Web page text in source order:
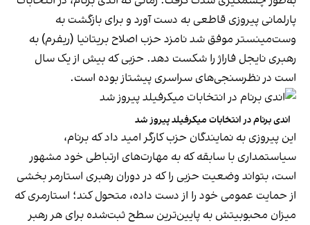
پارلمانی پیروزی قاطعی به دست آورد و برای بازگشت به
وست‌مینستر موفق شد نامزد حزب اصلاح بریتانیا (ریفرم) به
رهبری نایجل فاراژ را شکست دهد. حزبی که بیش از یک سال
است در نظرسنجی‌های سراسری پیشتاز بوده است.
اندی برنام در انتخابات میکرفیلد پیروز شد
این پیروزی به نمایندگان حزب کارگر امید داد که برنام،
سیاستمداری با سابقه که به مهارت‌های ارتباطی خود مشهور
است، بتواند وضعیت حزبی را که در دوران رهبری استارمر بخشی
از حمایت عمومی خود را از دست داده، متحول کند؛ استارمری که
میزان محبوبیتش به پایین‌ترین سطح ثبت‌شده برای هر رهبر